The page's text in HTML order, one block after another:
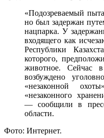
«Подозреваемый
но был задержан
нацпарка. У
входящего как
Республики
которого,
животное. Сейчас
возбуждено
«незаконной
«незаконного
— сообщили в
области.
Фото: Интернет.